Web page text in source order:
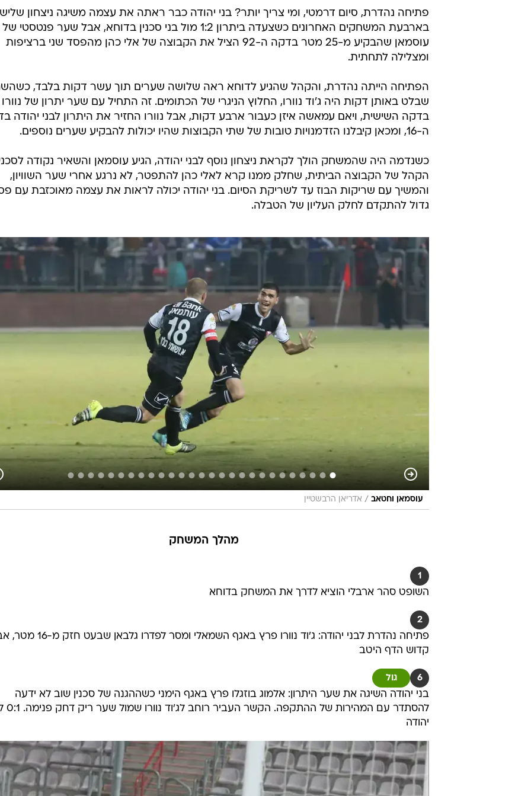
פתיחה נהדרת, סיום דרמטי, ומי צריך יותר? בני יהודה כבר ראתה את עצמה משיגה ניצחון
בארבעת המשחקים האחרונים כשצעדה ביתרון 1:2 מול בני סכנין בדוחא, אבל שער
עוסמאן שהבקיע מ-25 מטר בדקה ה-92 הציל את הקבוצה של אלי כהן מהפסד שני ברציפות
ומצלילה לתחתית.
הפתיחה הייתה נהדרת, והקהל שהגיע לדוחא ראה שלושה שערים תוך עשר דקות בלבד,
שבלט באותן דקות היה ג'וד נוורו, החלוץ הניגרי של הכתומים. זה התחיל עם שער יתרון של נוורו
בדקה השישית, ויאם עמאשה איזן כעבור ארבע דקות, אבל נוורו החזיר את היתרון לבני יהודה
ה-16, ומכאן קיבלנו הזדמנויות טובות של שתי הקבוצות שהיו יכולות להבקיע שערים נוספים.
כשנדמה היה שהמשחק הולך לקראת ניצחון נוסף לבני יהודה, הגיע עוסמאן והשאיר נקודה
הקהל של הקבוצה הביתית, שחלק ממנו קרא לאלי כהן להתפטר, לא נרגע אחרי שער השוויון,
והמשיך עם שריקות הבוז עד לשריקת הסיום. בני יהודה יכולה לראות את עצמה מאוכזבת עם
גדול להתקדם לחלק העליון של הטבלה.
עוסמאן וחטאב / אדריאן הרבשטיין
מהלך המשחק
1
השופט סהר ארבלי הוציא לדרך את המשחק בדוחא
2
פתיחה נהדרת לבני יהודה: ג'וד נוורו פרץ באגף השמאלי ומסר
קדוש הדף היטב
6 גול
בני יהודה השיגה את שער היתרון: אלמוג בוזגלו פרץ באגף הימני כשההגנה של סכנין שוב לא ידעה
להסתדר עם
יהודה